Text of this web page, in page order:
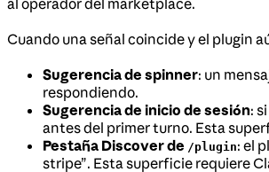
Cuando una señal coincide y el plugin
Sugerencia de spinner: un
respondiendo.
Sugerencia de inicio de sesión:
antes del primer turno. Esta
Pestaña Discover de /plugin: el
stripe”. Esta superficie requiere